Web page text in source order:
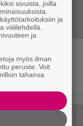
–
kanssa
sivuista, joilla
ja
välilehdellä.
ja
myös ilman
peruste. Voit
tahansa